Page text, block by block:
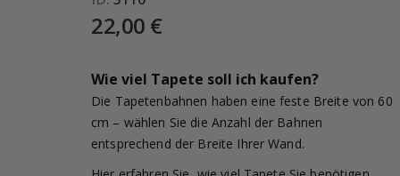
22,00 €
Wie viel Tapete soll ich kaufen?
Die Tapetenbahnen haben eine feste Breite von 60
cm – wählen Sie die Anzahl der Bahnen
entsprechend der Breite Ihrer Wand.